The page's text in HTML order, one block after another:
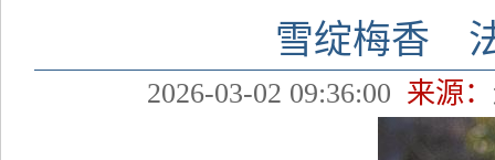
雪绽梅香
2026-03-02 09:36:00 来源：